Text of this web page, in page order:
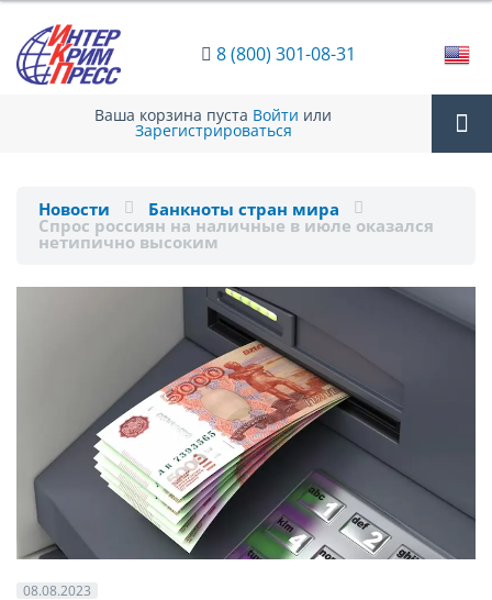
8 (800) 301-08-31
Ваша корзина пуста Войти или
Зарегистрироваться
Новости Банкноты стран мира
Спрос россиян на наличные в июле оказался
нетипично высоким
08.08.2023